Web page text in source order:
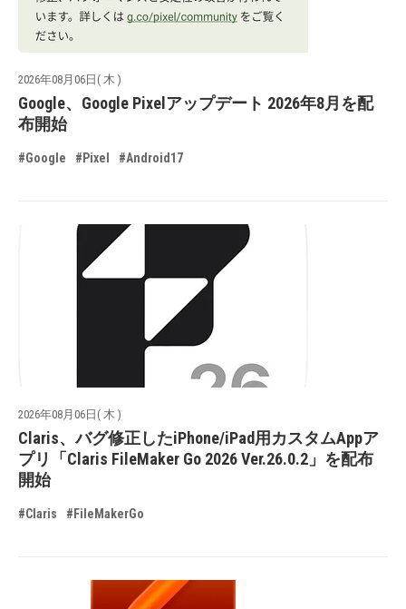
2026年08月06日( 木 )
Google、Google Pixelアップデート 2026年8月を配
布開始
#Google #Pixel #Android17
2026年08月06日( 木 )
Claris、バグ修正したiPhone/iPad用カスタムAppア
プリ「Claris FileMaker Go 2026 Ver.26.0.2」を配布
開始
#Claris #FileMakerGo